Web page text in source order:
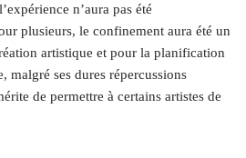
n’aura pas été
plusieurs, le confinement aura été un
artistique et pour la planification
malgré ses dures répercussions
de permettre à certains artistes de